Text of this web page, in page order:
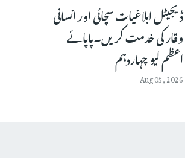
ڈیجیٹل ابلاغیات سچائی اور انسانی
وقار کی خدمت کریں۔پاپائے
اعظم لیو چہاردہم
Aug 05, 2026